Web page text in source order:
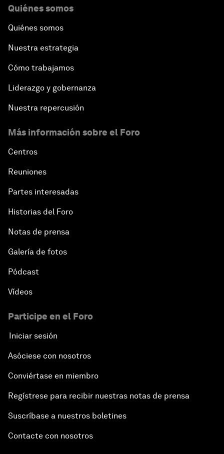
Quiénes somos
Quiénes somos
Nuestra estrategia
Cómo trabajamos
Liderazgo y gobernanza
Nuestra repercusión
Más información sobre el Foro
Centros
Reuniones
Partes interesadas
Historias del Foro
Notas de prensa
Galería de fotos
Pódcast
Vídeos
Participe en el Foro
Iniciar sesión
Asóciese con nosotros
Conviértase en miembro
Regístrese para recibir nuestras notas de prensa
Suscríbase a nuestros boletines
Contacte con nosotros